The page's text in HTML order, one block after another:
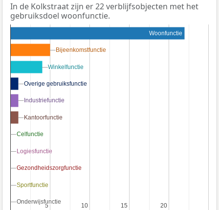
In de Kolkstraat zijn er 22 verblijfsobjecten met het
gebruiksdoel woonfunctie.
5
5 10
10 15
15 20
20
Woonfunctie
Bijeenkomstfunctie
Bijeenkomstfunctie
Winkelfunctie
Winkelfunctie
Overige gebruiksfunctie
Overige gebruiksfunctie
Industriefunctie
Industriefunctie
Kantoorfunctie
Kantoorfunctie
Celfunctie
Celfunctie
Logiesfunctie
Logiesfunctie
Gezondheidszorgfunctie
Gezondheidszorgfunctie
Sportfunctie
Sportfunctie
Onderwijsfunctie
Onderwijsfunctie